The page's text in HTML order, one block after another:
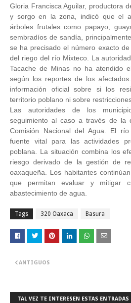
Gloria Francisca Aguilar, productora
y sorgo en la zona, indicó que el
árboles frutales como papayo,
sembradíos de sandía,
se ha precisado el número exacto
del riego del río Mixteco. La
Tacache de Minas no ha atendido
según los reportes de los
información oficial sobre si los
territorio poblano ni sobre
Las autoridades de los
seguimiento al caso a través de la
Comisión Nacional del Agua. El
fuente vital para las actividades
poblana. La situación combina los
riesgo derivado de la gestión de
oaxaqueña. Los habitantes
que permitan evaluar y mitigar
abastecimiento de agua.
Tags 320 Oaxaca Basura
ANTIGUOS
TAL VEZ TE INTERESEN ESTAS ENTRADAS